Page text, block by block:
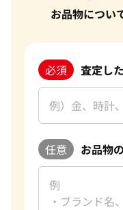
お品物につい
必須 査定し
任意 お品物